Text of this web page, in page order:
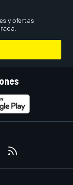
y ofertas